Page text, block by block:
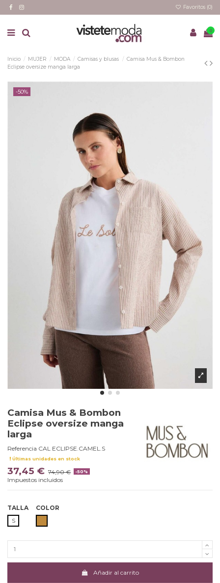
Favoritos (0)
0
Inicio MUJER MODA Camisas y blusas
Camisa Mus & Bombon
Eclipse oversize manga larga
-50%
Camisa Mus & Bombon
Eclipse oversize manga
larga
Referencia CAL ECLIPSE.CAMEL.S
Últimas unidades en stock
37,45 € 74,90 € -50%
Impuestos incluidos
TALLA
S
COLOR
Añadir al carrito